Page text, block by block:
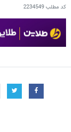
کد مطلب2234549